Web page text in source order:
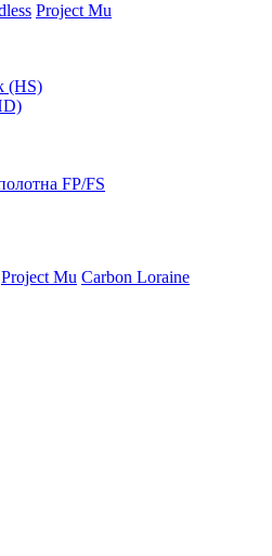
Project Mu
(HS)
FP/FS
Project Mu Carbon Loraine